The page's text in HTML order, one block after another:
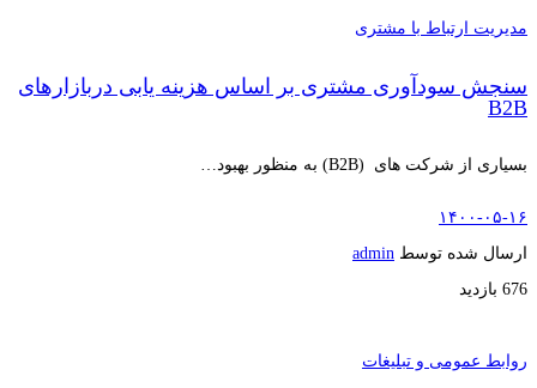
مدیریت ارتباط با مشتری
سنجش سودآوری مشتری بر اساس هزینه یابی دربازارهای
B2B
بسیاری از شرکت های (B2B) به منظور بهبود…
۱۴۰۰-۰۵-۱۶
ارسال شده توسط admin
676 بازدید
روابط عمومی و تبلیغات